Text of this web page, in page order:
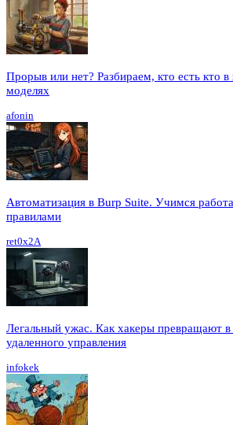
Прорыв или нет? Разбираем, кто есть кто в
моделях
afonin
Автоматизация в Burp Suite. Учимся
правилами
ret0x2A
Легальный ужас. Как хакеры превращают
удаленного управления
infokek